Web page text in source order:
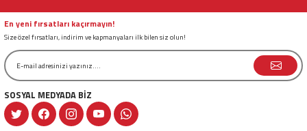
Bu ürüne benzer farklı alternatifler olmalı.
En yeni fırsatları kaçırmayın!
Size özel fırsatları, indirim ve kapmanyaları ilk bilen siz olun!
SOSYAL MEDYADA BİZ